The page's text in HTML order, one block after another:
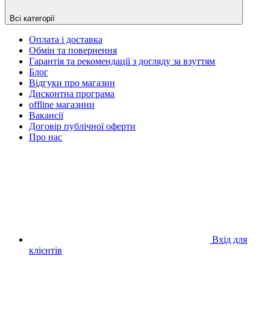
Всі категорії
Оплата і доставка
Обмін та повернення
Гарантія та рекомендації з догляду за взуттям
Блог
Відгуки про магазин
Дисконтна програма
offline магазини
Вакансії
Договір публічної оферти
Про нас
Вхід для
клієнтів